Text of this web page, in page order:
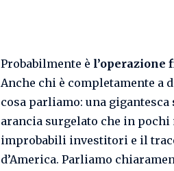
Probabilmente è l’operazione
Anche chi è completamente a
cosa parliamo: una gigantesca
arancia surgelato che in
improbabili investitori e il
d’America. Parliamo